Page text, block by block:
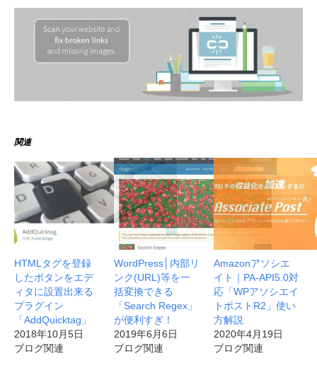
関連
HTMLタグを登録
したボタンをエデ
ィタに設置出来る
プラグイン
「AddQuicktag」
2018年10月5日
ブログ関連
WordPress│内部リ
ンク(URL)等を一
括変換できる
「Search Regex」
が便利すぎ！
2019年6月6日
ブログ関連
Amazonアソシエ
イト｜PA-API5.0対
応「WPアソシエイ
トポストR2」使い
方解説
2020年4月19日
ブログ関連